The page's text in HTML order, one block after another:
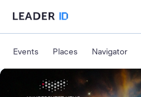
Events Places Navigator